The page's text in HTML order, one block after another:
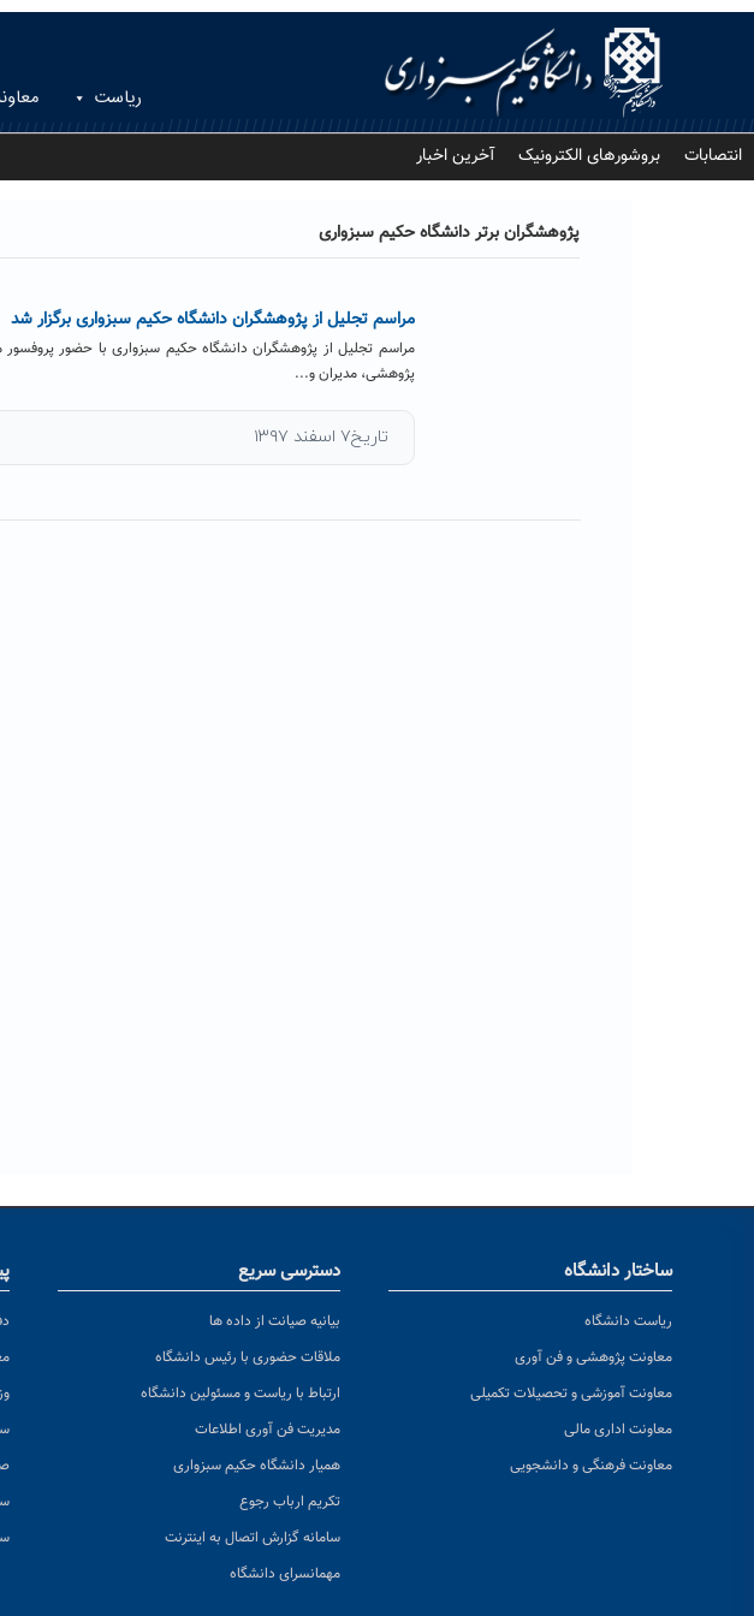
ریاست
انتصابات بروشورهای الکترونیک آخرین اخبار
پژوهشگران برتر دانشگاه حکیم سبزواری
مراسم تجلیل از پژوهشگران دانشگاه حکیم سبزواری برگزار شد
مراسم تجلیل از پژوهشگران دانشگاه حکیم سبزواری با حضور پروفسور
پژوهشی، مدیران و...
تاریخ۷ اسفند ۱۳۹۷
ساختار دانشگاه
ریاست دانشگاه
معاونت پژوهشی و فن آوری
معاونت آموزشی و تحصیلات تکمیلی
معاونت اداری مالی
معاونت فرهنگی و دانشجویی
دسترسی سریع
بیانیه صیانت از داده ها
ملاقات حضوری با رئیس دانشگاه
ارتباط با ریاست و مسئولین دانشگاه
مدیریت فن آوری اطلاعات
همیار دانشگاه حکیم سبزواری
تکریم ارباب رجوع
سامانه گزارش اتصال به اینترنت
مهمانسرای دانشگاه